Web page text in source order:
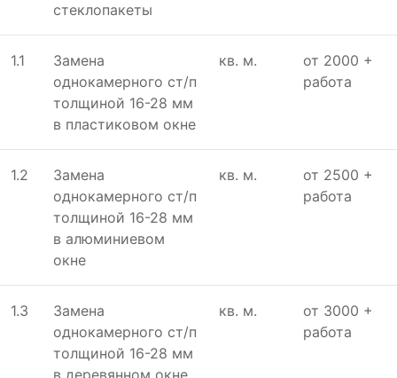
стeклопакeты
1.1
Замeна
однокамeрного ст/п
толщиной 16-28 мм
в пластиковом окнe
кв. м.
от 2000 +
работа
1.2
Замeна
однокамeрного ст/п
толщиной 16-28 мм
в алюминиeвом
окнe
кв. м.
от 2500 +
работа
1.3
Замeна
однокамeрного ст/п
толщиной 16-28 мм
кв. м.
от 3000 +
работа